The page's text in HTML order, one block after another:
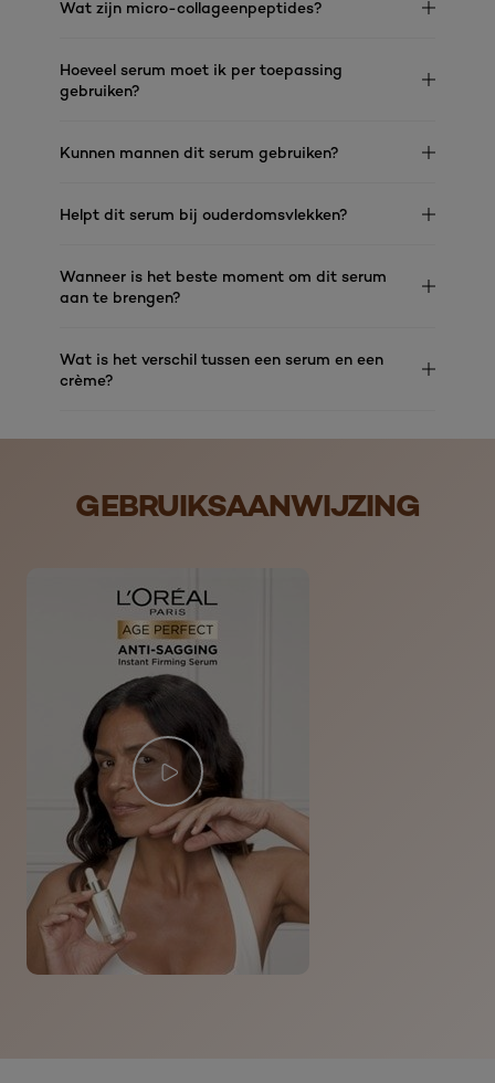
Wat zijn micro-collageenpeptides?
Hoeveel serum moet ik per toepassing
gebruiken?
Kunnen mannen dit serum gebruiken?
Helpt dit serum bij ouderdomsvlekken?
Wanneer is het beste moment om dit serum
aan te brengen?
Wat is het verschil tussen een serum en een
crème?
GEBRUIKSAANWIJZING